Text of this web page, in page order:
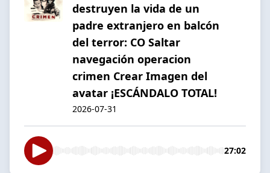
destruyen la vida de un
padre extranjero en balcón
del terror: CO Saltar
navegación operacion
crimen Crear Imagen del
avatar ¡ESCÁNDALO TOTAL!
2026-07-31
27:02